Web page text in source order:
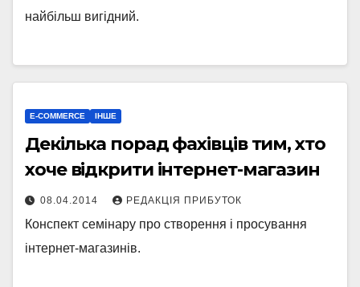
найбільш вигідний.
E-COMMERCE ІНШЕ
Декілька порад фахівців тим, хто
хоче відкрити інтернет-магазин
08.04.2014 РЕДАКЦІЯ ПРИБУТОК
Конспект семінару про створення і просування
інтернет-магазинів.